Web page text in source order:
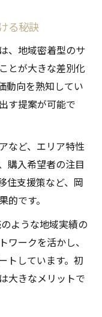
る秘訣
、地域密着型のサ
とが大きな差別化
動向を熟知してい
す提案が可能で
など、エリア特性
購入希望者の注目
住支援策など、岡
です。
ような地域実績の
ワークを活かし、
トしています。初
大きなメリットで